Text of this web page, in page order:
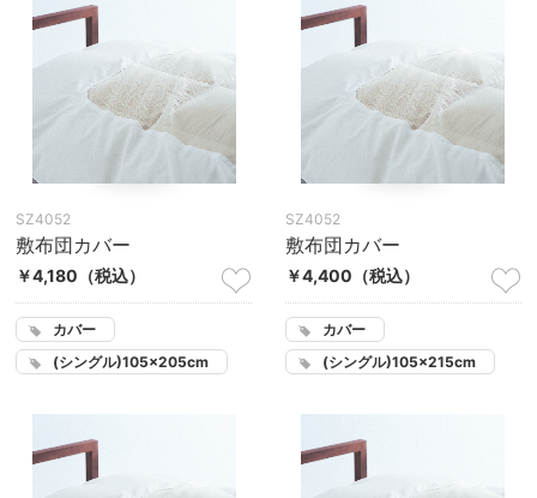
SZ4052
敷布団カバー
￥4,180 （税込）
カバー
(シングル)105×205cm
SZ4052
敷布団カバー
￥4,400 （税込）
カバー
(シングル)105×215cm